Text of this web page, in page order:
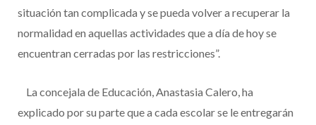
situación tan complicada y se pueda volver a recuperar la
normalidad en aquellas actividades que a día de hoy se
encuentran cerradas por las restricciones”.
La concejala de Educación, Anastasia Calero, ha
explicado por su parte que a cada escolar se le entregarán